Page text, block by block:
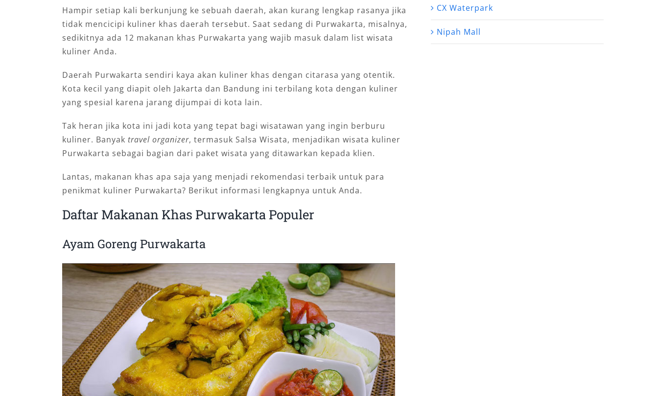
Hampir setiap kali berkunjung ke sebuah daerah, akan kurang lengkap rasanya jika
tidak mencicipi kuliner khas daerah tersebut. Saat sedang di Purwakarta, misalnya,
sedikitnya ada 12 makanan khas Purwakarta yang wajib masuk dalam list wisata
kuliner Anda.
Daerah Purwakarta sendiri kaya akan kuliner khas dengan citarasa yang otentik.
Kota kecil yang diapit oleh Jakarta dan Bandung ini terbilang kota dengan kuliner
yang spesial karena jarang dijumpai di kota lain.
Tak heran jika kota ini jadi kota yang tepat bagi wisatawan yang ingin berburu
kuliner. Banyak travel organizer, termasuk Salsa Wisata, menjadikan wisata kuliner
Purwakarta sebagai bagian dari paket wisata yang ditawarkan kepada klien.
Lantas, makanan khas apa saja yang menjadi rekomendasi terbaik untuk para
penikmat kuliner Purwakarta? Berikut informasi lengkapnya untuk Anda.
Daftar Makanan Khas Purwakarta Populer
Ayam Goreng Purwakarta
CX Waterpark
Nipah Mall